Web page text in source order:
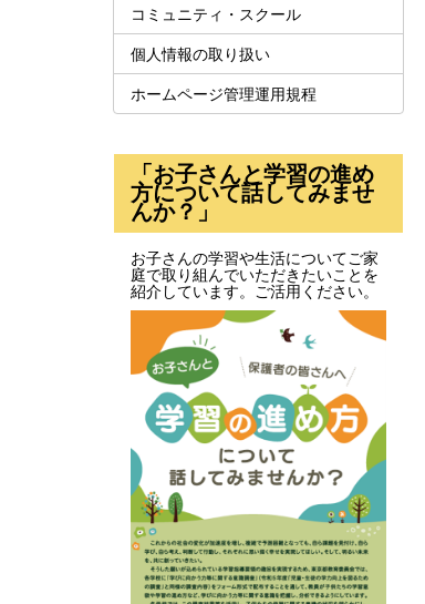
コミュニティ・スクール
個人情報の取り扱い
ホームページ管理運用規程
「お子さんと学習の進め
方について話してみませ
んか？」
お子さんの学習や生活についてご家
庭で取り組んでいただきたいことを
紹介しています。ご活用ください。